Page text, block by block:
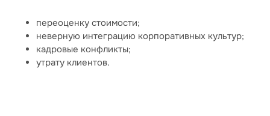
переоценку стоимости;
неверную интеграцию корпоративных культур;
кадровые конфликты;
утрату клиентов.